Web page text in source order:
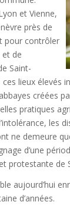
et Vienne,
près de
pour contrôler
de
Saint-
lieux
créées
pratiques
les
ne demeure
d’une
protestante de
aujourd’hui
d’années.